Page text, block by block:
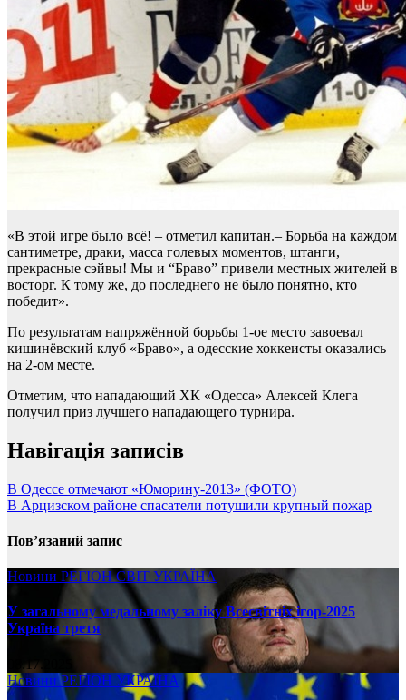
«В этой игре было всё! – отметил капитан.– Борьба на каждом
сантиметре, драки, масса голевых моментов, штанги,
прекрасные сэйвы! Мы и “Браво” привели местных жителей в
восторг. К тому же, до последнего не было понятно, кто
победит».
По результатам напряжённой борьбы 1-ое место завоевал
кишинёвский клуб «Браво», а одесские хоккеисты оказались
на 2-ом месте.
Отметим, что нападающий ХК «Одесса» Алексей Клега
получил приз лучшего нападающего турнира.
Навігація записів
В Одессе отмечают «Юморину-2013» (ФОТО)
В Арцизском районе спасатели потушили крупный пожар
Пов’язаний запис
Новини РЕГІОНСВІТ УКРАЇНА
У загальному медальному заліку Всесвітніх ігор-2025
Україна третя
08.17.2025
НовиниРЕГІОН УКРАЇНА